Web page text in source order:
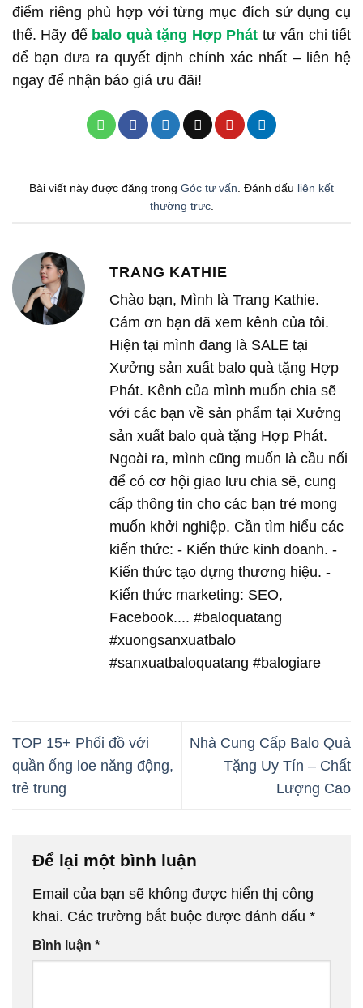
điểm riêng phù hợp với từng mục đích sử dụng cụ
thể. Hãy để balo quà tặng Hợp Phát tư vấn chi tiết
để bạn đưa ra quyết định chính xác nhất – liên hệ
ngay để nhận báo giá ưu đãi!
Bài viết này được đăng trong Góc tư vấn. Đánh dấu liên kết
thường trực.
TRANG KATHIE
Chào bạn, Mình là Trang Kathie.
Cám ơn bạn đã xem kênh của tôi.
Hiện tại mình đang là SALE tại
Xưởng sản xuất balo quà tặng Hợp
Phát. Kênh của mình muốn chia sẽ
với các bạn về sản phẩm tại Xưởng
sản xuất balo quà tặng Hợp Phát.
Ngoài ra, mình cũng muốn là cầu nối
để có cơ hội giao lưu chia sẽ, cung
cấp thông tin cho các bạn trẻ mong
muốn khởi nghiệp. Cần tìm hiểu các
kiến thức: - Kiến thức kinh doanh. -
Kiến thức tạo dựng thương hiệu. -
Kiến thức marketing: SEO,
Facebook.... #baloquatang
#xuongsanxuatbalo
#sanxuatbaloquatang #balogiare
TOP 15+ Phối đồ với
quần ống loe năng động,
trẻ trung
Nhà Cung Cấp Balo Quà
Tặng Uy Tín – Chất
Lượng Cao
Để lại một bình luận
Email của bạn sẽ không được hiển thị công
khai. Các trường bắt buộc được đánh dấu *
Bình luận *